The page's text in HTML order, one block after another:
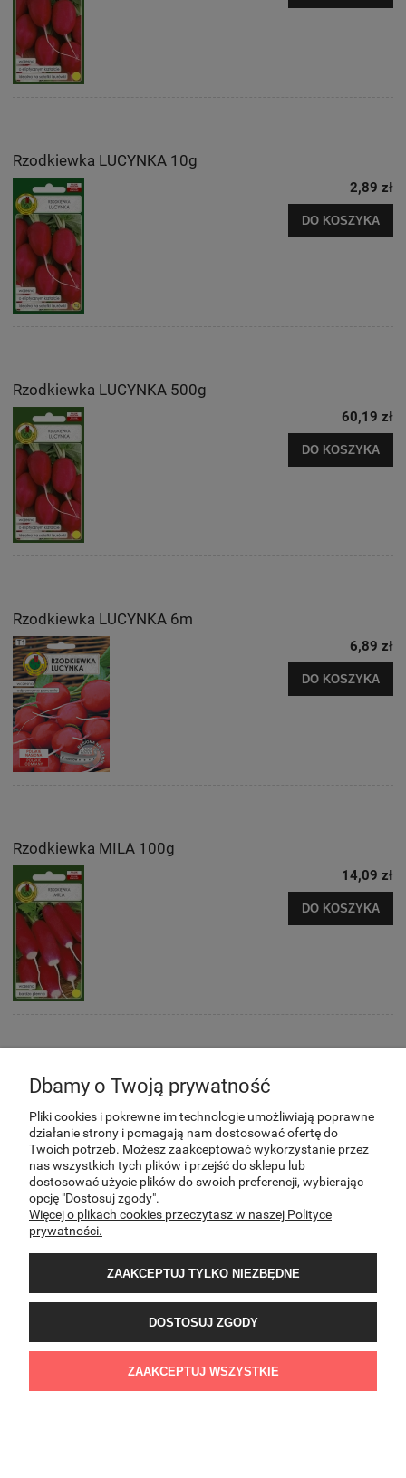
Rzodkiewka LUCYNKA 10g
2,89 zł
DO KOSZYKA
Rzodkiewka LUCYNKA 500g
60,19 zł
DO KOSZYKA
Rzodkiewka LUCYNKA 6m
6,89 zł
DO KOSZYKA
Rzodkiewka MILA 100g
14,09 zł
DO KOSZYKA
Rzodkiewka MILA 10g
POWIADOM O
DOSTĘPNOŚCI
Rzodkiewka MILA 500g
Dbamy o Twoją prywatność
Pliki cookies i pokrewne im technologie umożliwiają poprawne
działanie strony i pomagają nam dostosować ofertę do
Twoich potrzeb. Możesz zaakceptować wykorzystanie przez
nas wszystkich tych plików i przejść do sklepu lub
dostosować użycie plików do swoich preferencji, wybierając
opcję "Dostosuj zgody".
Więcej o plikach cookies przeczytasz w naszej Polityce
prywatności.
ZAAKCEPTUJ TYLKO NIEZBĘDNE
DOSTOSUJ ZGODY
ZAAKCEPTUJ WSZYSTKIE